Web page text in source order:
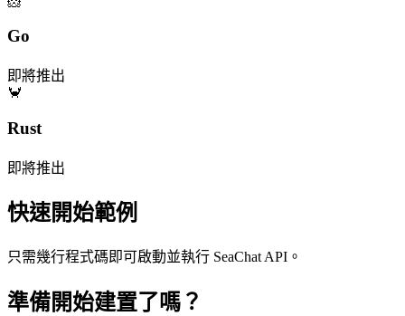
Go
即將推出
🦀
Rust
即將推出
快速開始範例
只需幾行程式碼即可啟動並執行 SeaChat API。
準備開始建置了嗎？